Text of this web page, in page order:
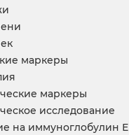
маркеры
маркеры
исследование
на иммуноглобулин Е